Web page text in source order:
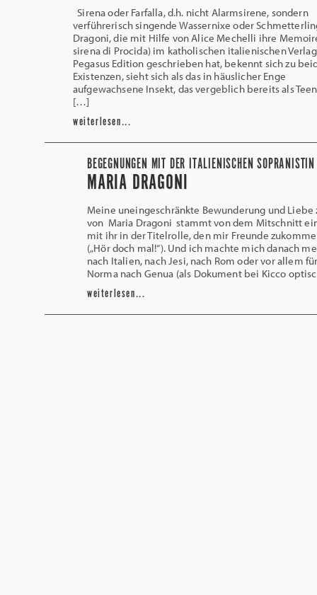
Sirena oder Farfalla, d.h. nicht Alarmsirene, sondern
verführerisch singende Wassernixe oder
Dragoni, die mit Hilfe von Alice Mechelli ihre
sirena di Procida) im katholischen italienischen Verlag
Pegasus Edition geschrieben hat, bekennt sich zu
Existenzen, sieht sich als das in häuslicher Enge
aufgewachsene Insekt, das vergeblich bereits als
[…]
weiterlesen...
BEGEGNUNGEN MIT DER ITALIENISCHEN SOPRANISTIN
MARIA DRAGONI
Meine uneingeschränkte Bewunderung und Liebe
von Maria Dragoni stammt von dem Mitschnitt
mit ihr in der Titelrolle, den mir Freunde
(„Hör doch mal!“). Und ich machte mich danach
nach Italien, nach Jesi, nach Rom oder vor allem
Norma nach Genua (als Dokument bei Kicco
weiterlesen...